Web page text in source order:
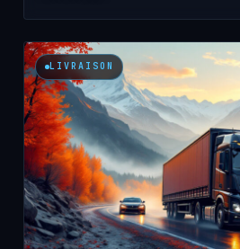
LIVRAISON